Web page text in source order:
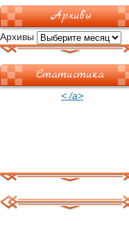
Архивы
Архивы
Статистика
< /a>